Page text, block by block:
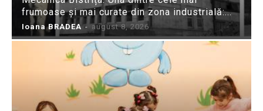
frumoase și mai curate din zona industrială:...
Ioana BRADEA - august 8, 2026